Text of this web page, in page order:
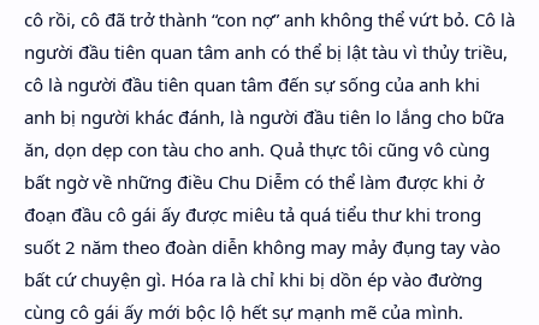
cô rồi, cô đã trở thành “con nợ” anh không thể vứt bỏ. Cô là
người đầu tiên quan tâm anh có thể bị lật tàu vì thủy triều,
cô là người đầu tiên quan tâm đến sự sống của anh khi
anh bị người khác đánh, là người đầu tiên lo lắng cho bữa
ăn, dọn dẹp con tàu cho anh. Quả thực tôi cũng vô cùng
bất ngờ về những điều Chu Diễm có thể làm được khi ở
đoạn đầu cô gái ấy được miêu tả quá tiểu thư khi trong
suốt 2 năm theo đoàn diễn không may mảy đụng tay vào
bất cứ chuyện gì. Hóa ra là chỉ khi bị dồn ép vào đường
cùng cô gái ấy mới bộc lộ hết sự mạnh mẽ của mình.